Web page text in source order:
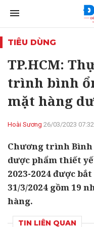
TIÊU DÙNG
TP.HCM:
trình bình
mặt hàng
Hoài Sương 26/03/2023 07:32
Chương trình
dược phẩm thiết
2023-2024 được
31/3/2024 gồm 19
hàng.
TIN LIÊN QUAN